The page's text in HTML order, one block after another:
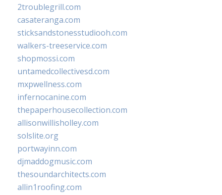
2troublegrill.com
casateranga.com
sticksandstonesstudiooh.com
walkers-treeservice.com
shopmossi.com
untamedcollectivesd.com
mxpwellness.com
infernocanine.com
thepaperhousecollection.com
allisonwillisholley.com
solslite.org
portwayinn.com
djmaddogmusic.com
thesoundarchitects.com
allin1roofing.com